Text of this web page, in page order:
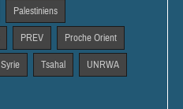
Palestiniens
PREV Proche Orient
Syrie Tsahal UNRWA